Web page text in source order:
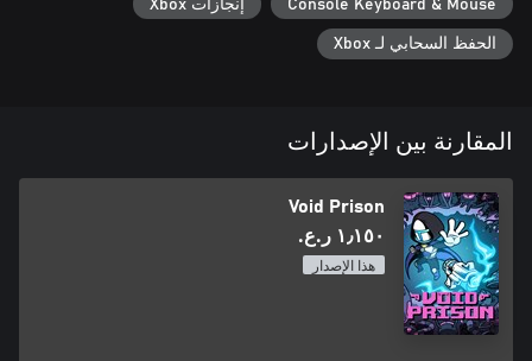
Console Keyboard & Mouse إنجازات Xbox
الحفظ السحابي لـ Xbox
المقارنة بين الإصدارات
Void Prison
١٫١٥٠ ر.ع.‏
هذا الإصدار